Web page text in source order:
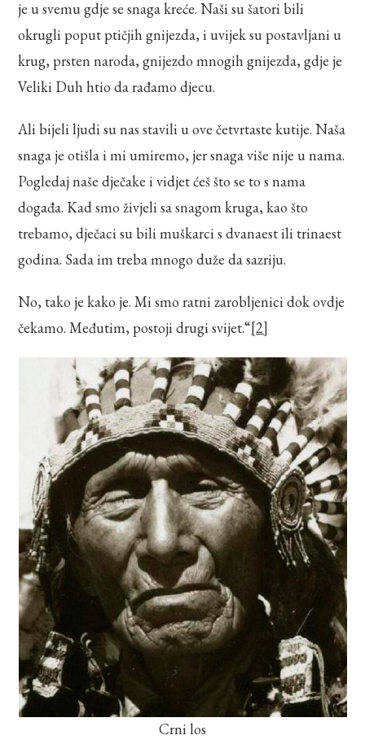
je u svemu gdje se snaga kreće. Naši su šatori bili
okrugli poput ptičjih gnijezda, i uvijek su postavljani u
krug, prsten naroda, gnijezdo mnogih gnijezda, gdje je
Veliki Duh htio da rađamo djecu.
Ali bijeli ljudi su nas stavili u ove četvrtaste kutije. Naša
snaga je otišla i mi umiremo, jer snaga više nije u nama.
Pogledaj naše dječake i vidjet ćeš što se to s nama
događa. Kad smo živjeli sa snagom kruga, kao što
trebamo, dječaci su bili muškarci s dvanaest ili trinaest
godina. Sada im treba mnogo duže da sazriju.
No, tako je kako je. Mi smo ratni zarobljenici dok ovdje
čekamo. Međutim, postoji drugi svijet.“[2]
Crni los